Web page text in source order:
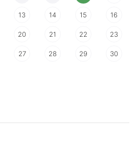
13 14 15 16
20 21 22 23
27 28 29 30